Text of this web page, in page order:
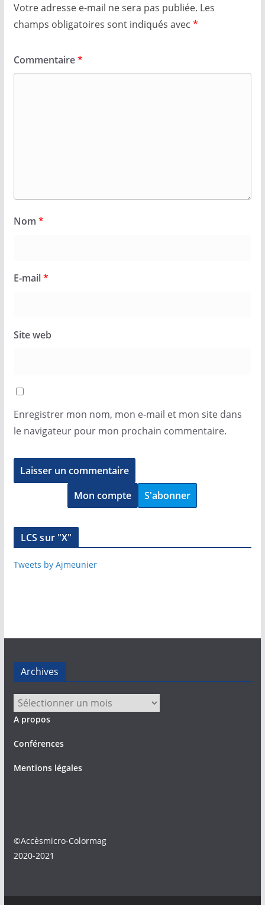
Votre adresse e-mail ne sera pas publiée. Les
champs obligatoires sont indiqués avec *
Commentaire*
Nom *
E-mail*
Site web
Enregistrer mon nom, mon e-mail et mon site dans
le navigateur pour mon prochain commentaire.
Mon compte S'abonner
LCS sur "X"
Tweets by Ajmeunier
Archives
Archives
A propos
Conférences
Mentions légales
©Accèsmicro-Colormag
2020-2021